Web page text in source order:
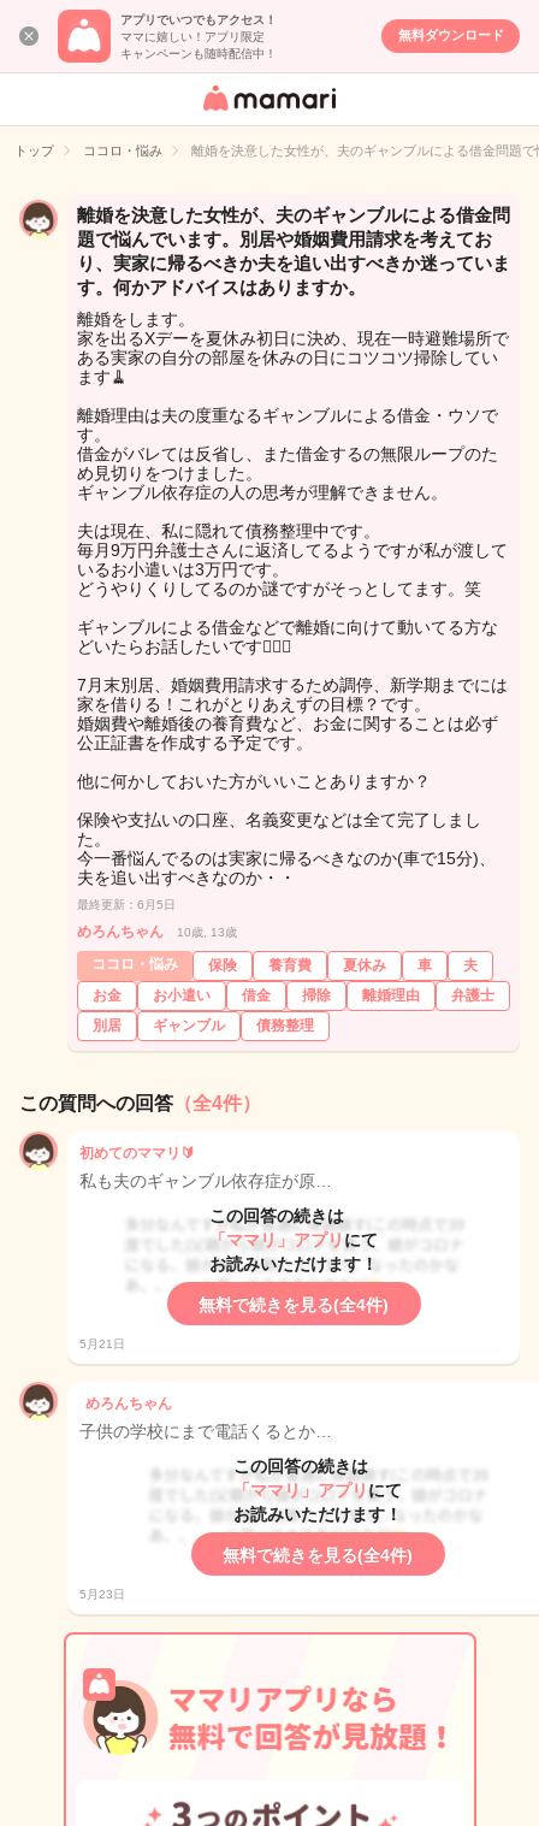
アプリでいつでもアクセス！
ママに嬉しい！アプリ限定
キャンペーンも随時配信中！
無料ダウンロード
女性専用匿名QA
イト
トップ ココロ・悩み 離婚を決意した女性が、夫のギャンブルによる借金問題
離婚を決意した女性が、夫のギャンブルによる借金問
題で悩んでいます。別居や婚姻費用請求を考えてお
り、実家に帰るべきか夫を追い出すべきか迷っていま
す。何かアドバイスはありますか。
離婚をします。
家を出るXデーを夏休み初日に決め、現在一時避難場所で
ある実家の自分の部屋を休みの日にコツコツ掃除してい
ます🧹
離婚理由は夫の度重なるギャンブルによる借金・ウソで
す。
借金がバレては反省し、また借金するの無限ループのた
め見切りをつけました。
ギャンブル依存症の人の思考が理解できません。
夫は現在、私に隠れて債務整理中です。
毎月9万円弁護士さんに返済してるようですが私が渡して
いるお小遣いは3万円です。
どうやりくりしてるのか謎ですがそっとしてます。笑
ギャンブルによる借金などで離婚に向けて動いてる方な
どいたらお話したいです🙋🏻‍♀️
7月末別居、婚姻費用請求するため調停、新学期までには
家を借りる！これがとりあえずの目標？です。
婚姻費や離婚後の養育費など、お金に関することは必ず
公正証書を作成する予定です。
他に何かしておいた方がいいことありますか？
保険や支払いの口座、名義変更などは全て完了しまし
た。
今一番悩んでるのは実家に帰るべきなのか(車で15分)、
夫を追い出すべきなのか・・
最終更新：6月5日
めろんちゃん 10歳, 13歳
ココロ・悩み 保険 養育費 夏休み 車
夫
お金
お小遣い 借金 掃除 離婚理由
弁護士
別居
ギャンブル 債務整理
この質問への回答 （全4件）
初めてのママリ🔰
私も夫のギャンブル依存症が原…
この回答の続きは
「ママリ」アプリ にて
お読みいただけます！
無料で続きを見る(全4件)
5月21日
めろんちゃん
子供の学校にまで電話くるとか…
この回答の続きは
「ママリ」アプリ にて
お読みいただけます！
無料で続きを見る(全4件)
5月23日